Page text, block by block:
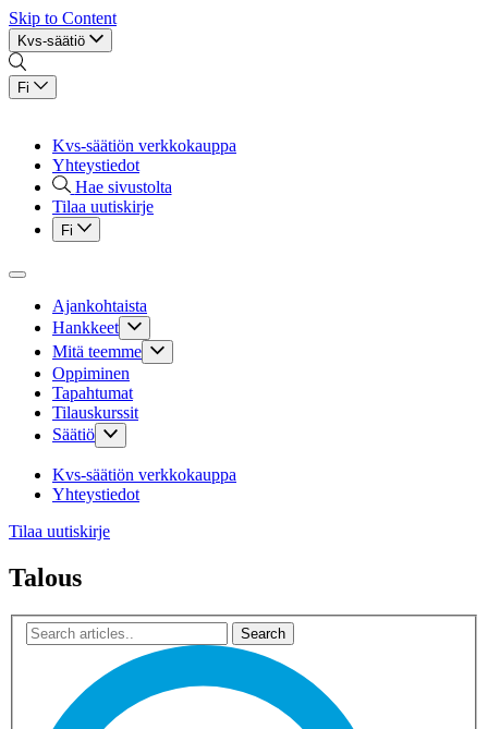
Skip to Content
Kvs-säätiö
Fi
Kvs-säätiön verkkokauppa
Yhteystiedot
Hae sivustolta
Tilaa uutiskirje
Fi
Ajankohtaista
Hankkeet
Mitä teemme
Oppiminen
Tapahtumat
Tilauskurssit
Säätiö
Kvs-säätiön verkkokauppa
Yhteystiedot
Tilaa uutiskirje
Talous